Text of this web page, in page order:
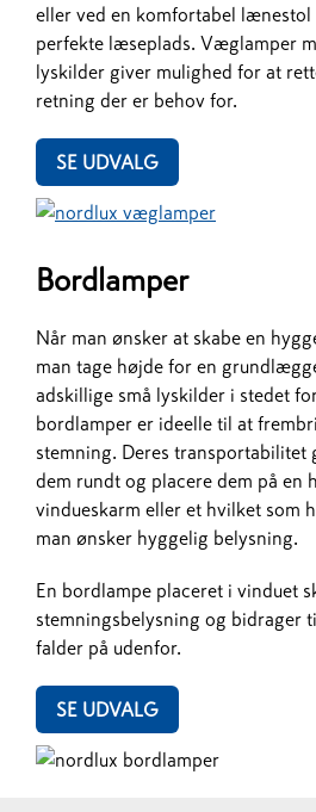
eller ved en komfortabel lænestol
perfekte læseplads. Væglamper
lyskilder giver mulighed for at
retning der er behov for.​​​​​​​
SE UDVALG
Bordlamper
Når man ønsker at skabe en
man tage højde for en
adskillige små lyskilder i stedet
bordlamper er ideelle til at
stemning. Deres transportabilitet
dem rundt og placere dem på en
vindueskarm eller et hvilket som
man ønsker hyggelig belysning.
En bordlampe placeret i vinduet
stemningsbelysning og bidrager
falder på udenfor.​​​​​​​
SE UDVALG